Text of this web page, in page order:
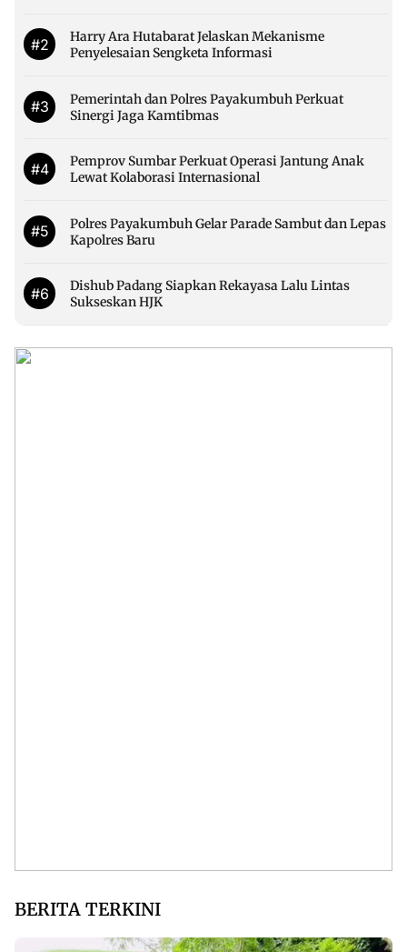
#2
Harry Ara Hutabarat Jelaskan Mekanisme
Penyelesaian Sengketa Informasi
#3
Pemerintah dan Polres Payakumbuh Perkuat
Sinergi Jaga Kamtibmas
#4
Pemprov Sumbar Perkuat Operasi Jantung Anak
Lewat Kolaborasi Internasional
#5
Polres Payakumbuh Gelar Parade Sambut dan Lepas
Kapolres Baru
#6
Dishub Padang Siapkan Rekayasa Lalu Lintas
Sukseskan HJK
BERITA TERKINI